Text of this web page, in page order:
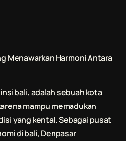
Menawarkan Harmoni Antara
bali, adalah sebuah kota
mampu memadukan
yang kental. Sebagai pusat
dibali, Denpasar